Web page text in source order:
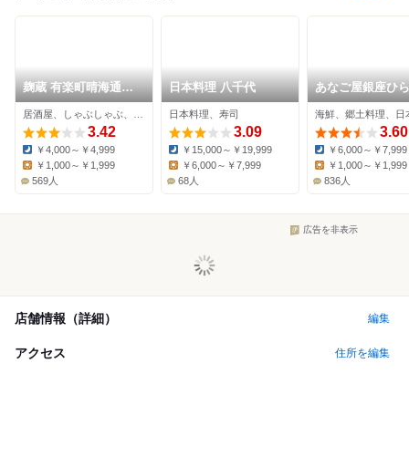
麹蔵 有楽町晴海通り
本店
3.42
Dinner:
￥4,000～￥4,999
￥1,000～￥1,999
569人
日本料理 八千代
日本料理、寿司
3.09
Dinner:
￥15,000～￥19,999
Lunch:
￥6,000～￥7,999
68人
あなご屋銀座ひ
海鮮、郷土料理、日
3.60
Dinner:
￥6,000～￥7,999
￥1,000～￥1,999
836人
広告を非表示
店舗情報（詳細） 編集
アクセス 住所を編集